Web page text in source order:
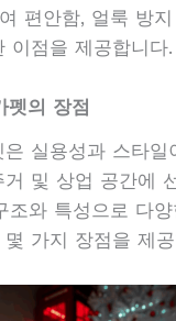
편안함, 얼룩 방
이점을 제공합니다.
펫의 장점
은 실용성과 스타일
및 상업 공간에
조와 특성으로 다
몇 가지 장점을 제